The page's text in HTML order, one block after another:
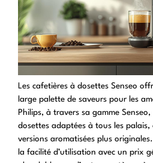
Les cafetières à dosettes Senseo
large palette de saveurs pour les
Philips, à travers sa gamme
dosettes adaptées à tous les
versions aromatisées plus
la facilité d’utilisation avec un prix